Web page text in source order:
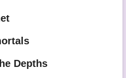
Depths